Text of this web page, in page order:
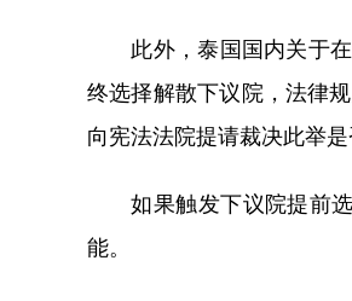
此外，泰国国内关于在
终选择解散下议院，法律
向宪法法院提请裁决此举是
如果触发下议院提前选
能。